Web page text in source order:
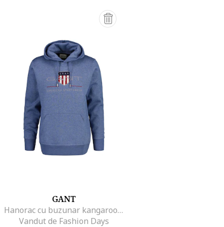
GANT
Hanorac cu buzunar kangaroo Archive Shield, Albastru ultramarin
Vandut de Fashion Days